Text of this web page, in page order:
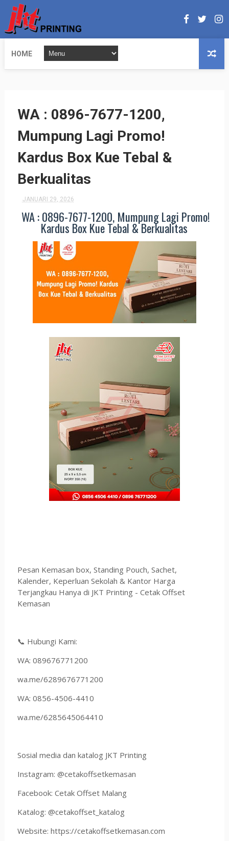
HOME
WA : 0896-7677-1200,
Mumpung Lagi Promo!
Kardus Box Kue Tebal &
Berkualitas
JANUARI 29, 2026
WA : 0896-7677-1200, Mumpung Lagi Promo!
Kardus Box Kue Tebal & Berkualitas
Pesan Kemasan box, Standing Pouch, Sachet,
Kalender, Keperluan Sekolah & Kantor Harga
Terjangkau Hanya di JKT Printing - Cetak Offset
Kemasan
📞 Hubungi Kami:
WA: 089676771200
wa.me/6289676771200
WA: 0856-4506-4410
wa.me/6285645064410
Sosial media dan katalog JKT Printing
Instagram: @cetakoffsetkemasan
Facebook: Cetak Offset Malang
Katalog: @cetakoffset_katalog
Website: https://cetakoffsetkemasan.com